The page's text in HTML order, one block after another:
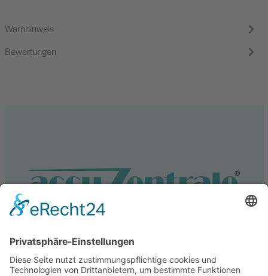
Warnhinweis
Bewertungen
Service